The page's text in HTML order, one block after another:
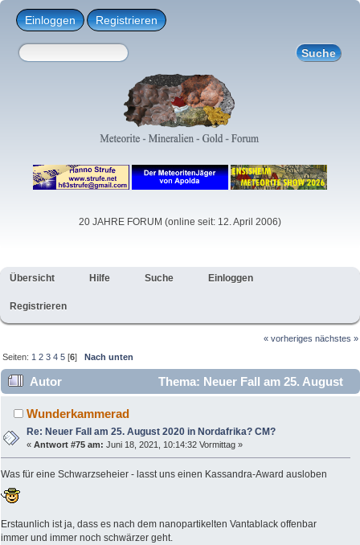
Einloggen Registrieren
20 JAHRE FORUM (online seit: 12. April 2006)
Übersicht Hilfe Suche Einloggen
Registrieren
« vorheriges nächstes »
Seiten: 1 2 3 4 5 [6]Nach unten
Autor
Thema: Neuer Fall am 25. August
2020 in Nordafrika? CM? (Gelesen 20961 mal)
Wunderkammerad
Re: Neuer Fall am 25. August 2020 in Nordafrika? CM?
«Antwort #75 am: Juni 18, 2021, 10:14:32 Vormittag »
Was für eine Schwarzseheier - lasst uns einen Kassandra-Award ausloben
Erstaunlich ist ja, dass es nach dem nanopartikelten Vantablack offenbar
immer und immer noch schwärzer geht.